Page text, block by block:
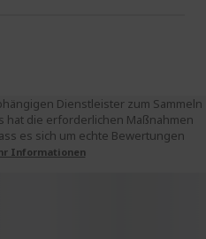
Dienstleister zum Sammeln
hat die erforderlichen Maßnahmen
es sich um echte Bewertungen
Informationen